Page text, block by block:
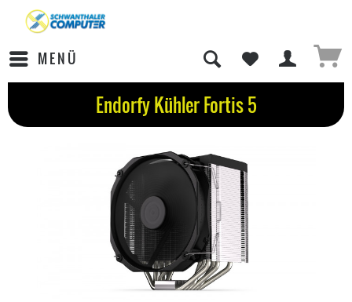
MENÜ
Endorfy Kühler Fortis 5